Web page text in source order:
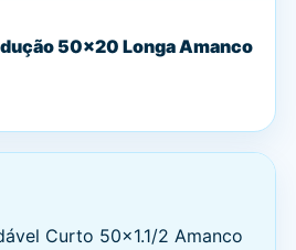
50x20 Longa Amanco